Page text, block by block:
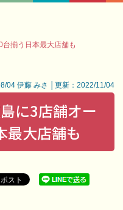
揃う日本最大店舗も
04 伊藤 みさ │更新：2022/11/04
に3店舗オー
最大店舗も